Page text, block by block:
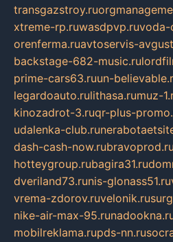
transgazstroy.ru
xtreme-rp.ruwasdpvp.ruvoda-
orenferma.ruavtoservis-
backstage-682-music.ru
prime-cars63.ruun-
legardoauto.rulithasa.rumuz-
kinozadrot-3.ruqr-plus-
udalenka-club.ru
dash-cash-now.rubravoprod.ru
hotteygroup.rubagira31.ru
dveriland73.runis-glonass51.ru
vrema-zdorov.ruvelonik.ru
nike-air-max-95.ru
mobilreklama.rupds-nn.ru